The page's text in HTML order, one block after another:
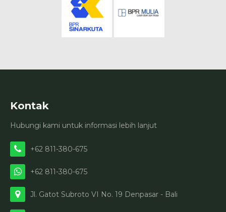
Kontak
Hubungi kami untuk informasi lebih lanjut
+62 811-380-675
+62 811-380-675
Jl. Gatot Subroto VI No. 19 Denpasar - Bali